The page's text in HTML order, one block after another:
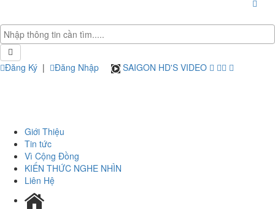
Đăng Ký | Đăng Nhập SAIGON HD'S VIDEO
Giới Thiệu
Tin tức
Vì Cộng Đồng
KIẾN THỨC NGHE NHÌN
Liên Hệ